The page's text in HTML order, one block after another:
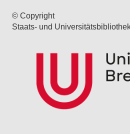
© Copyright
Staats- und